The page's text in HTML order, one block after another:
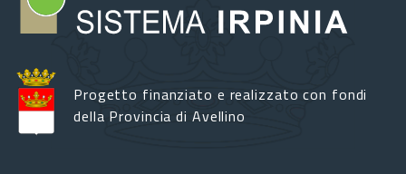
Progetto finanziato e realizzato con fondi
della Provincia di Avellino